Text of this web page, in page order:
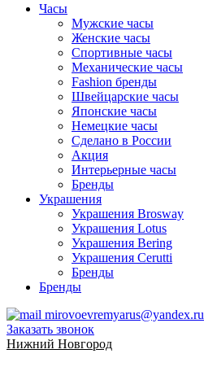
Часы
Мужские часы
Женские часы
Спортивные часы
Механические часы
Fashion бренды
Швейцарские часы
Японские часы
Немецкие часы
Сделано в России
Акция
Интерьерные часы
Бренды
Украшения
Украшения Brosway
Украшения Lotus
Украшения Bering
Украшения Cerutti
Бренды
Бренды
mirovoevremyarus@yandex.ru
Заказать звонок
Нижний Новгород